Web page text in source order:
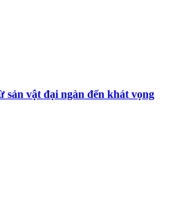
vật đại ngàn đến khát vọng